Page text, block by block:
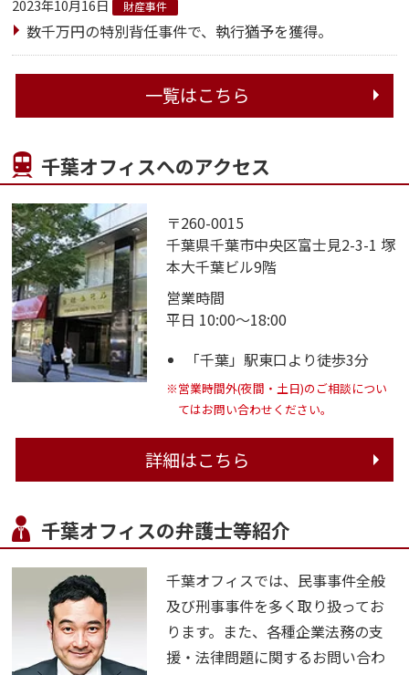
2023年10月16日 財産事件
数千万円の特別背任事件で、執行猶予を獲得。
一覧はこちら
千葉オフィスへのアクセス
〒260-0015
千葉県千葉市中央区富士見2-3-1 塚
本大千葉ビル9階
営業時間
平日 10:00～18:00
「千葉」駅東口より徒歩3分
※営業時間外(夜間・土日)のご相談につい
てはお問い合わせください。
詳細はこちら
千葉オフィスの弁護士等紹介
千葉オフィスでは、民事事件全般
及び刑事事件を多く取り扱ってお
ります。また、各種企業法務の支
援・法律問題に関するお問い合わ